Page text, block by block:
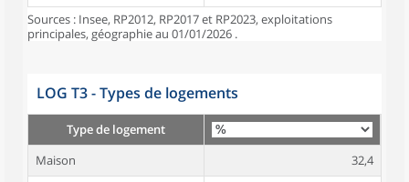
Sources : Insee, RP2012, RP2017 et RP2023, exploitations
principales, géographie au 01/01/2026 .
LOG T3 - Types de logements
Type de logement
Maison
32,4